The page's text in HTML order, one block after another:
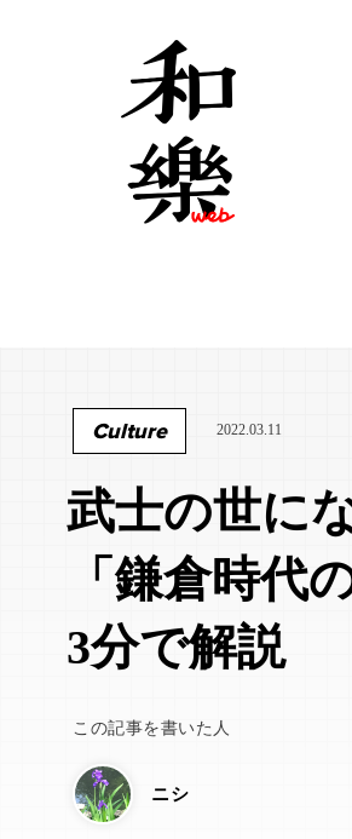
Culture 2022.03.11
武士の世に
「鎌倉時代
3分で解説
この記事を書いた人
ニシ